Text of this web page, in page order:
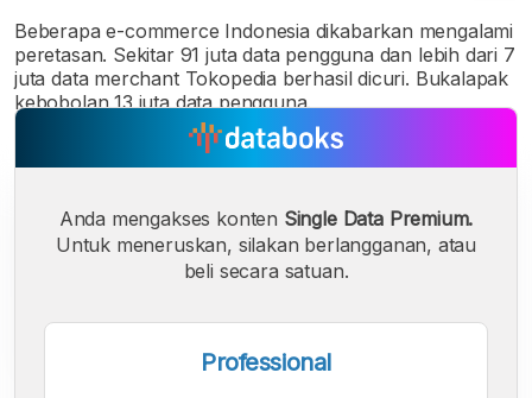
Beberapa e-commerce Indonesia dikabarkan mengalami
peretasan. Sekitar 91 juta data pengguna dan lebih dari 7
juta data merchant Tokopedia berhasil dicuri. Bukalapak
kebobolan 13 juta data pengguna.
Anda mengakses konten Single Data Premium.
Untuk meneruskan, silakan berlangganan, atau
beli secara satuan.
Professional